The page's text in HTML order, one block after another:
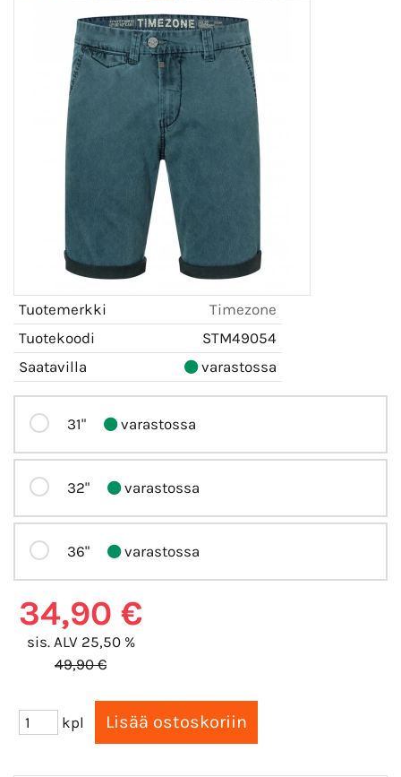
Tuotemerkki
Timezone
Tuotekoodi
STM49054
Saatavilla
varastossa
31" varastossa
32" varastossa
36" varastossa
34,90 €
sis. ALV 25,50 %
49,90 €
kpl